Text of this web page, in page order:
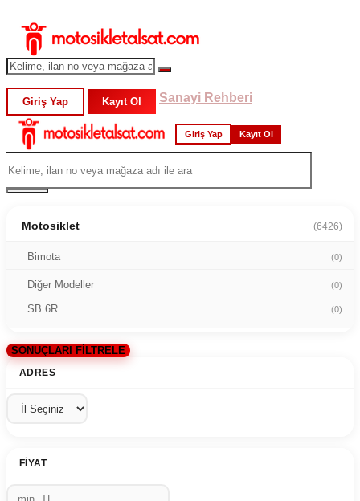
Giriş Yap Kayıt Ol Sanayi Rehberi
Giriş Yap Kayıt Ol
Motosiklet (6426)
Bimota (0)
Diğer Modeller (0)
SB 6R (0)
SONUÇLARI FİLTRELE
ADRES
FIYAT